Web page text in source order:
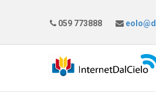
059 773888